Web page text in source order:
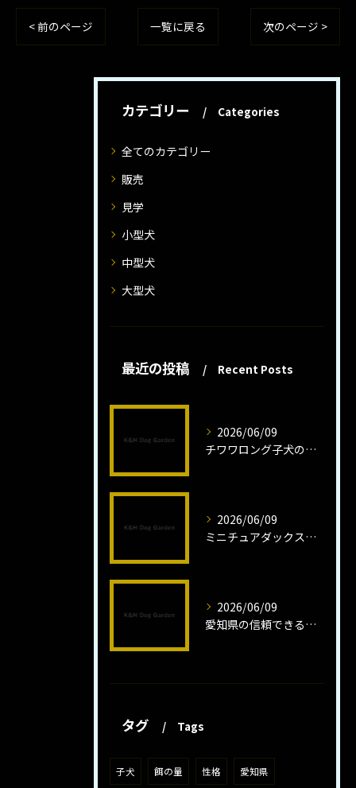
< 前のページ 一覧に戻る 次のページ >
カテゴリー Categories
全てのカテゴリー
販売
見学
小型犬
中型犬
大型犬
最近の投稿 Recent Posts
2026/06/09
チワワロング子犬の健康管理法とは
2026/06/09
ミニチュアダックスフンドロング子犬の魅力と育成法
2026/06/09
愛知県の信頼できるミニチュアピンシャーブリーダーの魅力
タグ Tags
子犬 餌の量 性格 愛知県